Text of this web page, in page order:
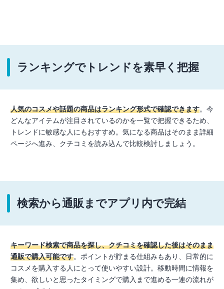
ランキングでトレンドを素早く把握
人気のコスメや話題の商品はランキング形式で確認できます。今
どんなアイテムが注目されているのかを一覧で把握できるため、
トレンドに敏感な人にもおすすめ。気になる商品はそのまま詳細
ページへ進み、クチコミを読み込んで比較検討しましょう。
検索から通販までアプリ内で完結
キーワード検索で商品を探し、クチコミを確認した後はそのまま
通販で購入可能です。ポイントが貯まる仕組みもあり、日常的に
コスメを購入する人にとって使いやすい設計。移動時間に情報を
集め、欲しいと思ったタイミングで購入まで進める一連の流れが